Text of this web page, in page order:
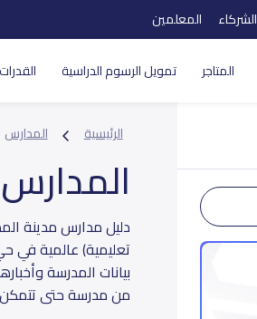
الشركاء المعلمين
المتاجر تمويل الرسوم الدراسية
الرئيسية المدارس
المدارس
تعليمية) عالمية في
بيانات المدرسة
من مدرسة حتى تتمكن